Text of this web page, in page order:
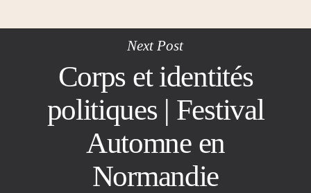
Next Post
Corps et identités
politiques | Festival
Automne en
Normandie